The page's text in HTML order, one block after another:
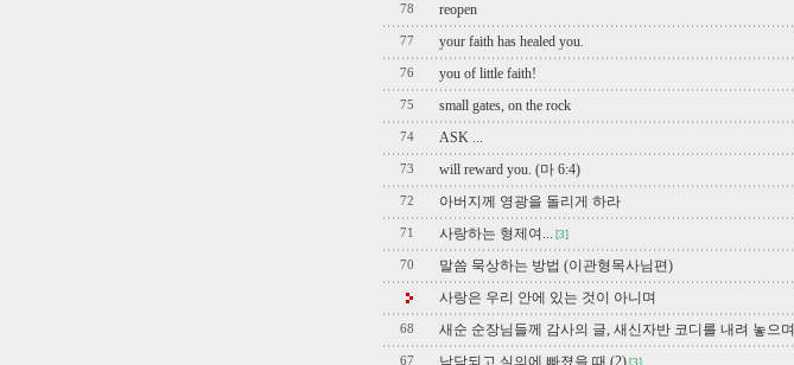
78 reopen
77 your faith has healed you.
76 you of little faith!
75 small gates, on the rock
74 ASK ...
73 will reward you. (마 6:4)
72 아버지께 영광을 돌리게 하라
71 사랑하는 형제여... [3]
70 말씀 묵상하는 방법 (이관형목사님편)
사랑은 우리 안에 있는 것이 아니며
68 새순 순장님들께 감사의 글, 새신자반 코디를 내려 놓으며
67 낙담되고 실의에 빠졌을 때 (2) [3]